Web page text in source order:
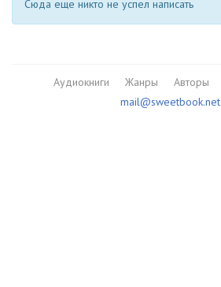
Сюда еще никто не успел написать
Аудиокниги Жанры Авторы
mail@sweetbook.net